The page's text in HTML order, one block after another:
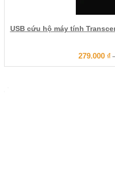
USB cứu hộ máy tính
279.000 ₫